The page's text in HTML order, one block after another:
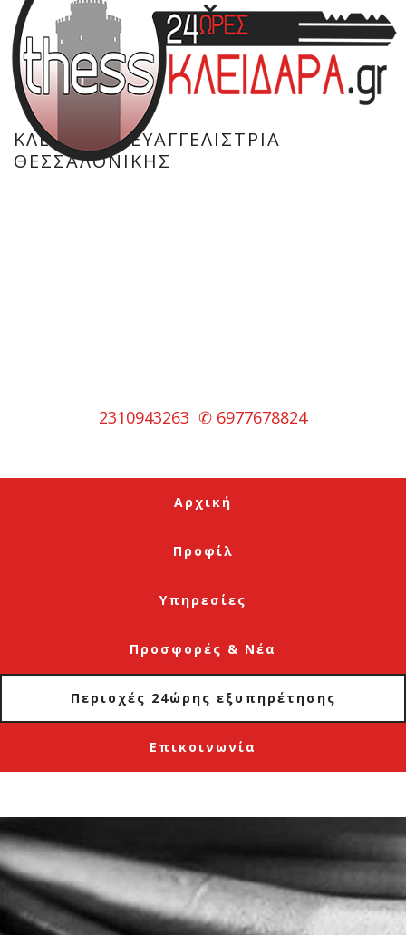
ΚΛΕΙΔΑΡΆΣ ΕΥΑΓΓΕΛΊΣΤΡΙΑ
ΘΕΣΣΑΛΟΝΊΚΗΣ
2310943263 ✆ 6977678824
Αρχική
Προφίλ
Υπηρεσίες
Προσφορές & Νέα
Περιοχές 24ώρης εξυπηρέτησης
Επικοινωνία